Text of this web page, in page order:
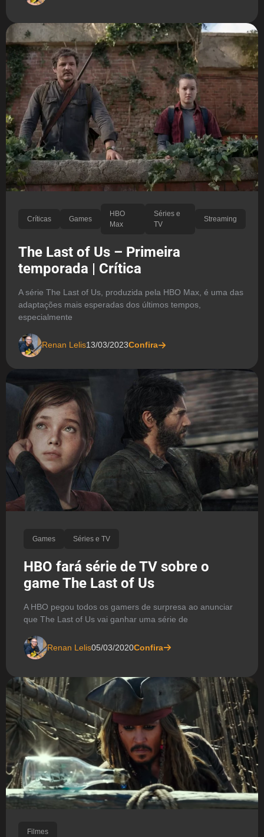
Críticas Games
HBO
Max
Séries e
TV
Streaming
The Last of Us – Primeira
temporada | Crítica
A série The Last of Us, produzida pela HBO Max, é uma das
adaptações mais esperadas dos últimos tempos,
especialmente
Renan Lelis13/03/2023Confira
Games Séries e TV
HBO fará série de TV sobre o
game The Last of Us
A HBO pegou todos os gamers de surpresa ao anunciar
que The Last of Us vai ganhar uma série de
Renan Lelis05/03/2020Confira
Filmes